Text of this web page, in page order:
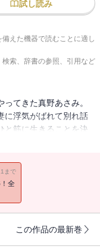
試し読み
えた機器で読むことに適し
索、辞書の参照、引用など
てきた真野あさみ。
に浮気がばれて別れ話
と筋に生きることを決
を滑らせてガケから
まで
全
この作品の最新巻